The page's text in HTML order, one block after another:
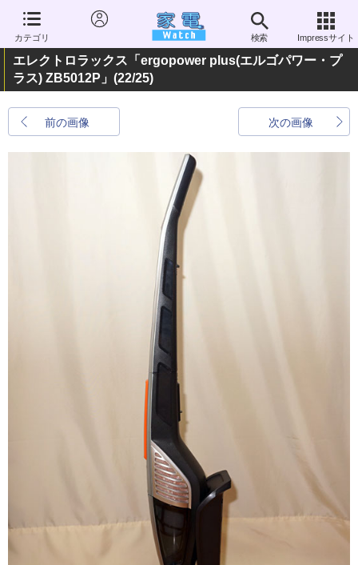
カテゴリ 検索 Impressサイト
エレクトロラックス「ergopower plus(エルゴパワー・プ
ラス) ZB5012P」 (22/25)
前の画像 次の画像